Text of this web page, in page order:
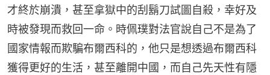
才終於崩潰，甚至拿獄中的刮鬍刀試圖自殺，幸好及
時被發現而救回一命。時佩璞對法官說自己不是為了
國家情報而欺騙布爾西科的，他只是想透過布爾西科
獲得更好的生活，甚至離開中國，而自己先天性有隱